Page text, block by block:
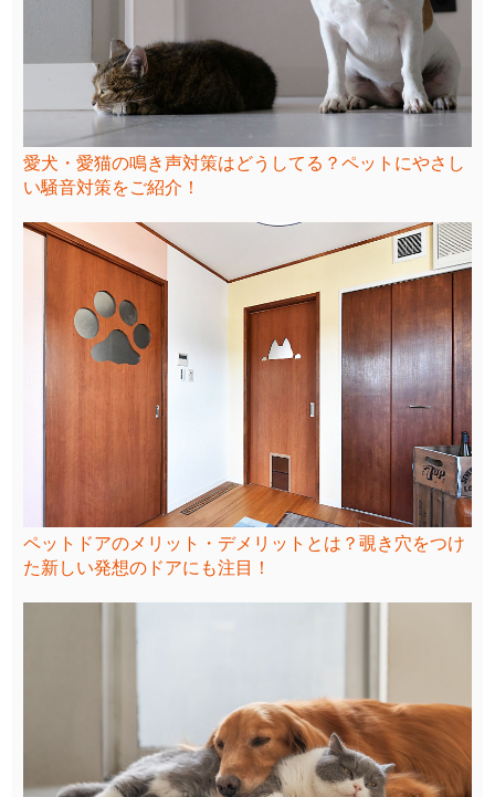
愛犬・愛猫の鳴き声対策はどうしてる？ペットにやさし
い騒音対策をご紹介！
ペットドアのメリット・デメリットとは？覗き穴をつけ
た新しい発想のドアにも注目！